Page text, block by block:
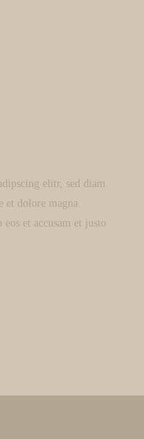
elitr, sed diam
et dolore magna
et accusam et justo